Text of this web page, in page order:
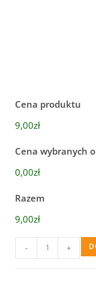
Cena produktu
9,00zł
Cena wybranych
0,00zł
Razem
9,00zł
- +